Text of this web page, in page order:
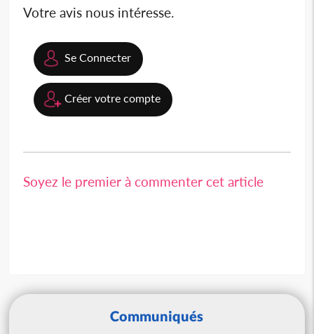
Votre avis nous intéresse.
Se Connecter
Créer votre compte
Soyez le premier à commenter cet article
Communiqués